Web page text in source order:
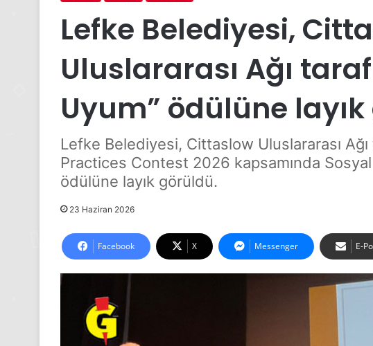
Lefke Belediyesi,
Uluslararası Ağı
Uyum” ödülüne
Lefke Belediyesi, Cittaslow Uluslararası
Practices Contest 2026 kapsamında
ödülüne layık görüldü.
23 Haziran 2026
Facebook X Messenger E-